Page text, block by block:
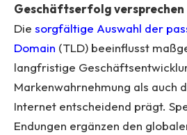
Geschäftserfolg versprechen
Die sorgfältige Auswahl der
Domain (TLD) beeinflusst
langfristige
Markenwahrnehmung als auch
Internet entscheidend prägt.
Endungen ergänzen den